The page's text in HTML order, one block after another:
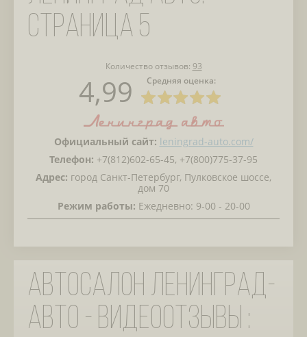
СТРАНИЦА 5
Количество отзывов: 93
Средняя оценка:
4,99
Официальный сайт: leningrad-auto.com/
Телефон: +7(812)602-65-45, +7(800)775-37-95
Адрес: город Санкт-Петербург, Пулковское шоссе,
дом 70
Режим работы: Ежедневно: 9-00 - 20-00
Автосалон Ленинград-
авто - видеоотзывы :